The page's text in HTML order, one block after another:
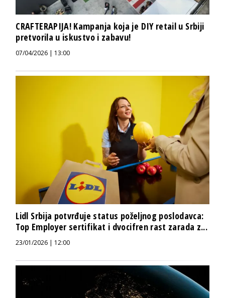
CRAFTERAPIJA! Kampanja koja je DIY retail u Srbiji
pretvorila u iskustvo i zabavu!
07/04/2026 | 13:00
Lidl Srbija potvrđuje status poželjnog poslodavca:
Top Employer sertifikat i dvocifren rast zarada z...
23/01/2026 | 12:00